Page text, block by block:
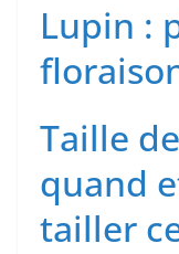
Lupin :
Taille
quand
tailler